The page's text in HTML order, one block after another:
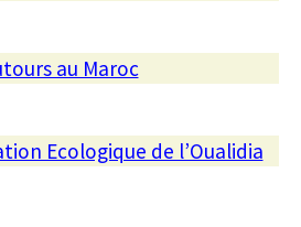
au Maroc
Ecologique de l’Oualidia